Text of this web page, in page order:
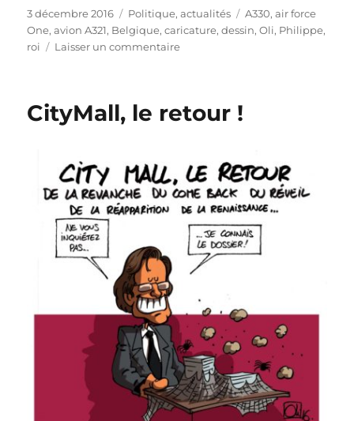
Publié
le
3 décembre 2016 Catégories
Politique, actualités Étiquettes
A330,air force
One,avion A321, Belgique,caricature,dessin,Oli, Philippe,
roi
Laisser un commentairesur
belge
CityMall, le retour !